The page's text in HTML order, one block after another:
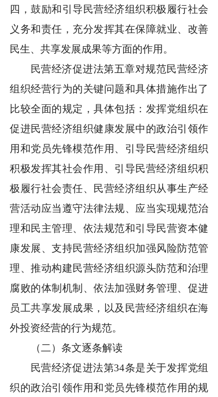
四，鼓励和引导民营经济组织积极履行社会
义务和责任，充分发挥其在保障就业、改善
民生、共享发展成果等方面的作用。
民营经济促进法第五章对规范民营经济
组织经营行为的关键问题和具体措施作出了
比较全面的规定，具体包括：发挥党组织在
促进民营经济组织健康发展中的政治引领作
用和党员先锋模范作用、引导民营经济组织
积极发挥其社会作用、引导民营经济组织积
极履行社会责任、民营经济组织从事生产经
营活动应当遵守法律法规、应当实现规范治
理和民主管理、依法规范和引导民营资本健
康发展、支持民营经济组织加强风险防范管
理、推动构建民营经济组织源头防范和治理
腐败的体制机制、依法加强财务管理、促进
员工共享发展成果，以及民营经济组织在海
外投资经营的行为规范。
（二）条文逐条解读
民营经济促进法第34条是关于发挥党组
织的政治引领作用和党员先锋模范作用的规